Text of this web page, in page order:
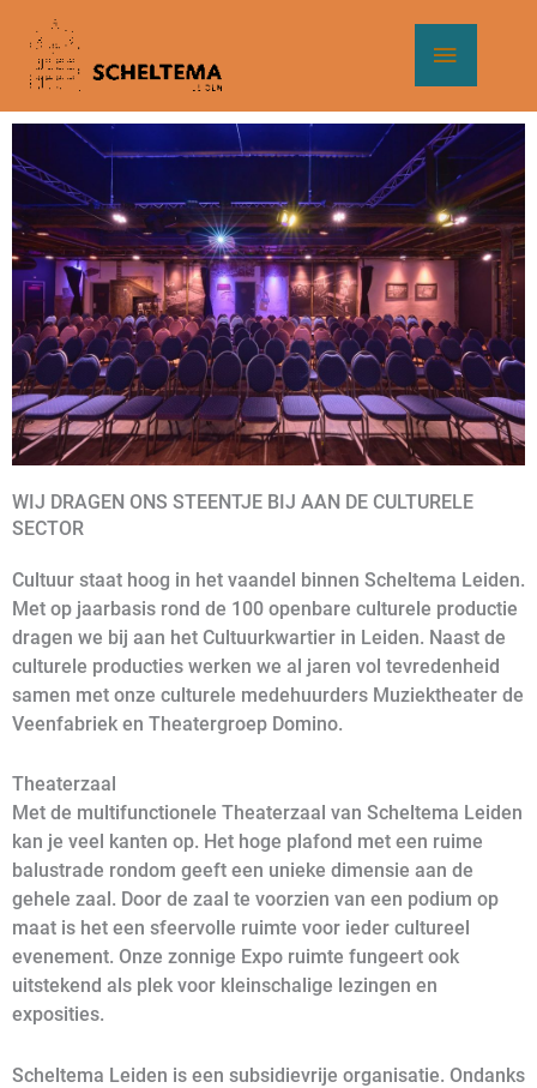
naar
WIJ DRAGEN ONS STEENTJE BIJ AAN DE CULTURELE
SECTOR
Cultuur staat hoog in het vaandel binnen Scheltema Leiden.
Met op jaarbasis rond de 100 openbare culturele productie
dragen we bij aan het Cultuurkwartier in Leiden. Naast de
culturele producties werken we al jaren vol tevredenheid
samen met onze culturele medehuurders Muziektheater de
Veenfabriek en Theatergroep Domino.
Theaterzaal
Met de multifunctionele Theaterzaal van Scheltema Leiden
kan je veel kanten op. Het hoge plafond met een ruime
balustrade rondom geeft een unieke dimensie aan de
gehele zaal. Door de zaal te voorzien van een podium op
maat is het een sfeervolle ruimte voor ieder cultureel
evenement. Onze zonnige Expo ruimte fungeert ook
uitstekend als plek voor kleinschalige lezingen en
exposities.
Scheltema Leiden is een subsidievrije organisatie. Ondanks